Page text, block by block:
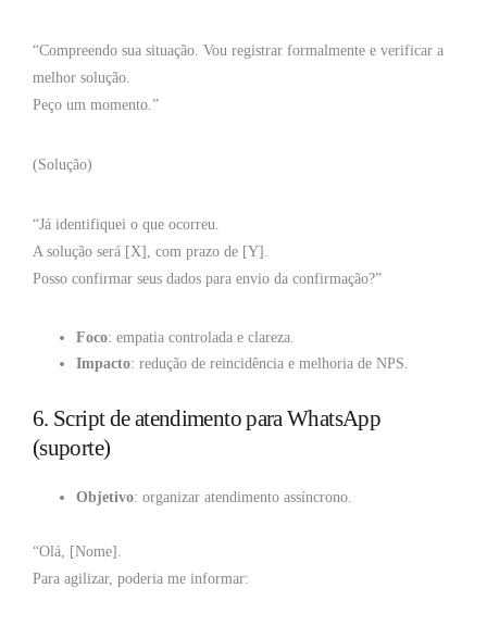
“Compreendo sua situação. Vou registrar formalmente e verificar a
melhor solução.
Peço um momento.”
(Solução)
“Já identifiquei o que ocorreu.
A solução será [X], com prazo de [Y].
Posso confirmar seus dados para envio da confirmação?”
Foco: empatia controlada e clareza.
Impacto: redução de reincidência e melhoria de NPS.
6. Script de atendimento para WhatsApp
(suporte)
Objetivo: organizar atendimento assíncrono.
“Olá, [Nome].
Para agilizar, poderia me informar: